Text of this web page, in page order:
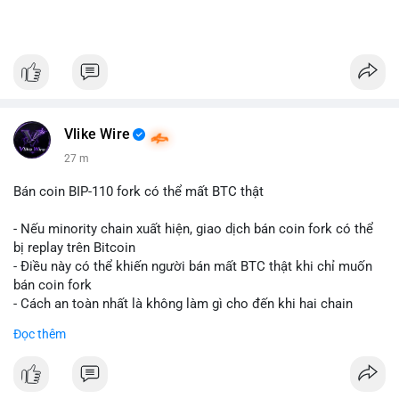
Vlike Wire
27 m
Bán coin BIP-110 fork có thể mất BTC thật
- Nếu minority chain xuất hiện, giao dịch bán coin fork có thể
bị replay trên Bitcoin
- Điều này có thể khiến người bán mất BTC thật khi chỉ muốn
bán coin fork
- Cách an toàn nhất là không làm gì cho đến khi hai chain
-#binancesquare
$btc
Đọc thêm